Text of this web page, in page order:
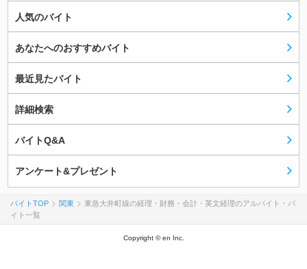
人気のバイト
あなたへのおすすめバイト
最近見たバイト
詳細検索
バイトQ&A
アンケート&プレゼント
バイトTOP 関東
東急大井町線の経理・財務・会計・英文経理のアルバイト・バ
イト一覧
Copyright © en Inc.